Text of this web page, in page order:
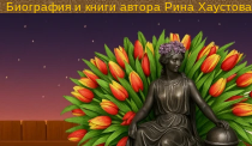
Биография и книги автора Рина Хаустова